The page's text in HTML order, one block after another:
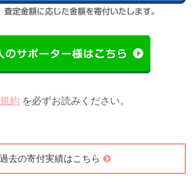
約 を必ずお読みください。
過去の寄付実績はこちら